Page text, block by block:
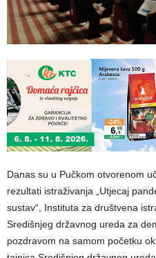
Danas su u Pučkom otvorenom
rezultati istraživanja „Utjecaj
sustav“, Instituta za društvena
Središnjeg državnog ureda za
pozdravom na samom početku